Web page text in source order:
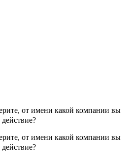
от имени какой компании вы
от имени какой компании вы